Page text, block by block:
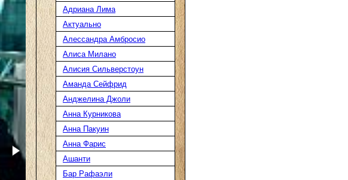
Адриана Лима
Актуально
Алессандра Амбросио
Алиса Милано
Алисия Сильверстоун
Аманда Сейфрид
Анджелина Джоли
Анна Курникова
Анна Пакуин
Анна Фарис
Ашанти
Бар Рафаэли